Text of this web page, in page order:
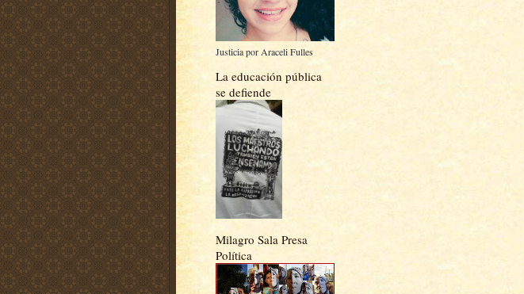
Justicia por Araceli Fulles
La educación pública
se defiende
Milagro Sala Presa
Política